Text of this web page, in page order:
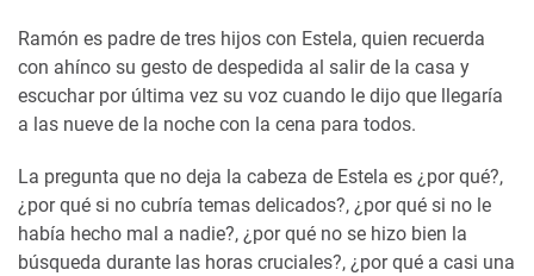
Ramón es padre de tres hijos con Estela, quien recuerda
con ahínco su gesto de despedida al salir de la casa y
escuchar por última vez su voz cuando le dijo que llegaría
a las nueve de la noche con la cena para todos.
La pregunta que no deja la cabeza de Estela es ¿por qué?,
¿por qué si no cubría temas delicados?, ¿por qué si no le
había hecho mal a nadie?, ¿por qué no se hizo bien la
búsqueda durante las horas cruciales?, ¿por qué a casi una